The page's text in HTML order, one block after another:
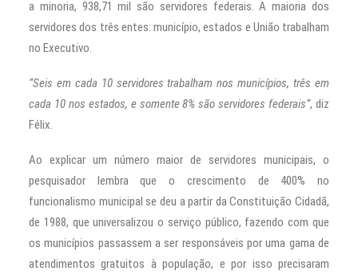
a minoria, 938,71 mil são servidores federais. A maioria dos
servidores dos três entes: município, estados e União trabalham
no Executivo.
“Seis em cada 10 servidores trabalham nos municípios, três em
cada 10 nos estados, e somente 8% são servidores federais”, diz
Félix.
Ao explicar um número maior de servidores municipais, o
pesquisador lembra que o crescimento de 400% no
funcionalismo municipal se deu a partir da Constituição Cidadã,
de 1988, que universalizou o serviço público, fazendo com que
os municípios passassem a ser responsáveis por uma gama de
atendimentos gratuitos à população, e por isso precisaram